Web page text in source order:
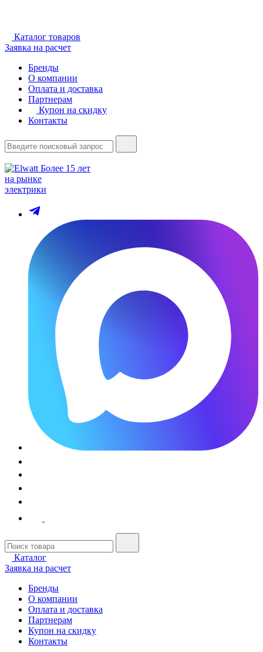
Каталог товаров
Заявка на расчет
Бренды
О компании
Оплата и доставка
Партнерам
Купон на скидку
Контакты
Более 15 лет
на рынке
электрики
Каталог
Заявка на расчет
Бренды
О компании
Оплата и доставка
Партнерам
Купон на скидку
Контакты